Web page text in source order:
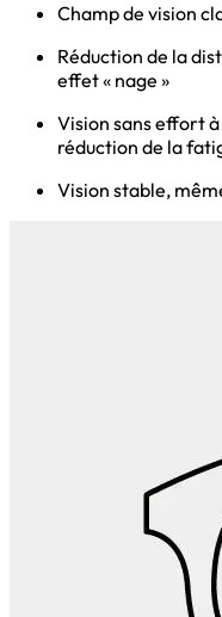
Champ de vision
Réduction de la
effet « nage »
Vision sans effort
réduction de la
Vision stable,